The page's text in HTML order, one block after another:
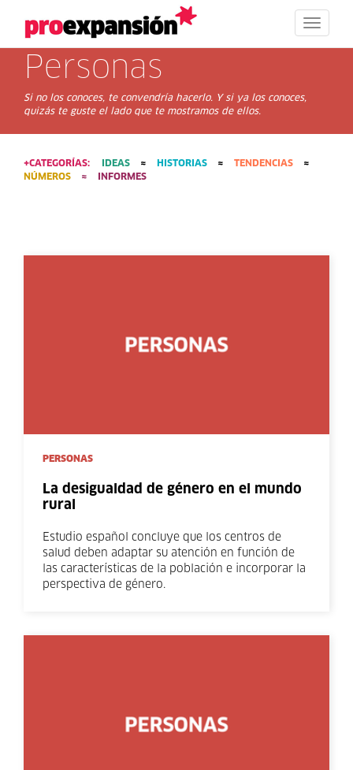
Toggle
personas
Si no los conoces, te convendría hacerlo. Y si ya los conoces,
quizás te guste el lado que te mostramos de ellos.
+CATEGORÍAS: IDEAS ≈ HISTORIAS ≈ TENDENCIAS
≈
NÚMEROS
≈ INFORMES
PERSONAS
La desigualdad de género en el mundo
rural
Estudio español concluye que los centros de
salud deben adaptar su atención en función de
las características de la población e incorporar la
perspectiva de género.